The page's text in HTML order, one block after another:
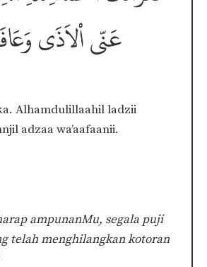
Alhamdulillaahil ladzii
adzaa wa’aafaanii.
ampunanMu, segala puji
telah menghilangkan kotoran